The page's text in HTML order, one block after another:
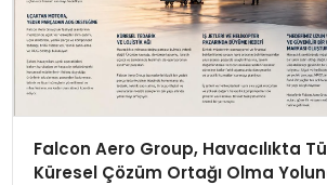
Falcon Aero Group, Havacılıkta
Küresel Çözüm Ortağı Olma